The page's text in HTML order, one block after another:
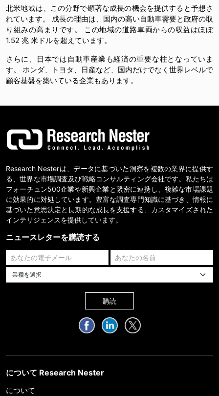
北米地域は、この分野で顕著な成長の機会を提供すると予想さ
れています。 成長の理由は、国内の高い自動車需要と政府の取
り組みの高まりです。 この地域の道路車両からの収益はほぼ
1.52 兆 米ドルを超えています。
さらに、日本では自動車産業も経済の重要な柱となっていま
す。 ホンダ、トヨタ、日産など、国内だけでなく世界レベルで
顧客基盤を築いている企業もあります。
Research Nesterは、データに基づいた洞察を複数の業界に提供す
る、世界な市場調査及び戦略コンサルティング会社です。私たちは
フォーチュン500企業や新興企業と緊密に連携し、複雑な市場課題
に効果的に対処しています。豊富な調査専門知識に基づき、情報に
基づいた意思決定と長期的な成長を支援する、カスタマイズされた
インテリジェンスを提供しています。
ニュースレターを購読する
業種を選択してください
購読
について Research Nester
について